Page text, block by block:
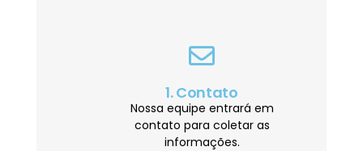
1. Contato
Nossa equipe entrará em
contato para coletar as
informações.